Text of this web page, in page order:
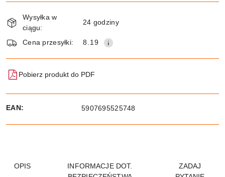
i
dostawa
Wysyłka w
ciągu:
24 godziny
Cena przesyłki: 8.19
Pobierz produkt do PDF
EAN: 5907695525748
OPIS
INFORMACJE DOT.
ZADAJ